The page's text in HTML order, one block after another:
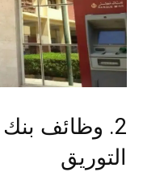
2. وظائف
التوريق